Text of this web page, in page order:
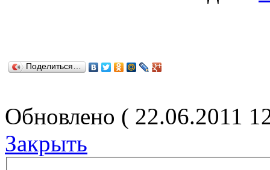
Поделиться…
Обновлено ( 22.06.2011
Закрыть